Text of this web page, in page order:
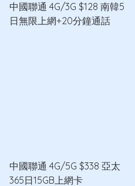
中國聯通 4G/3G $128 南韓5
日無限上網+20分鐘通話
中國聯通 4G/5G $338 亞太
365日15GB上網卡